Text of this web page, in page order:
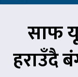
साफ
हराउँदै